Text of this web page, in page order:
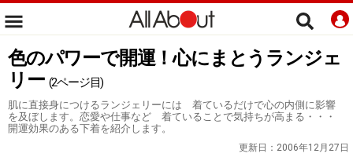
色のパワーで開運！心にまとうランジェ
リー (2ページ目)
肌に直接身につけるランジェリーには 着ているだけで心の内側に影響
を及ぼします。恋愛や仕事など 着ていることで気持ちが高まる・・・
開運効果のある下着を紹介します。
更新日： 2006年12月27日